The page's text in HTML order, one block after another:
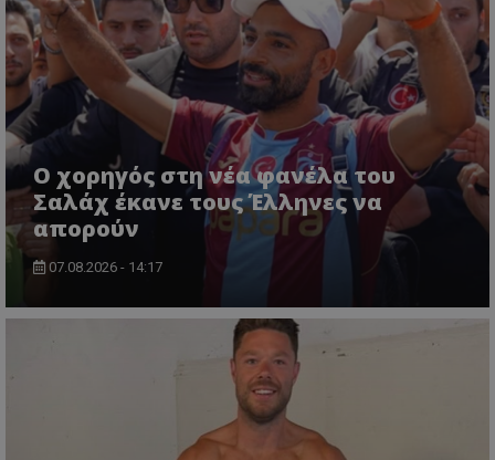
Ο χορηγός στη νέα φανέλα του
Σαλάχ έκανε τους Έλληνες να
απορούν
07.08.2026 - 14:17